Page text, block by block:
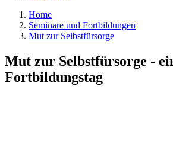
Home
Seminare und Fortbildungen
Mut zur Selbstfürsorge
Mut zur Selbstfürsorge -
Fortbildungstag